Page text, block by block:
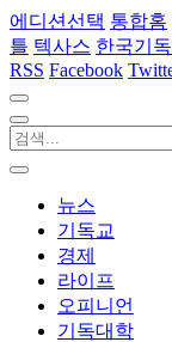
에디션선택 통합홈
틀 텍사스 한국기
RSS Facebook
뉴스
기독교
경제
라이프
오피니언
기독대학